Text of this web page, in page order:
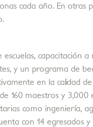
cada año. En otras
capacitación a
y un programa de
en la calidad
160 maestros y 3,000
como ingeniería,
con 14 egresados